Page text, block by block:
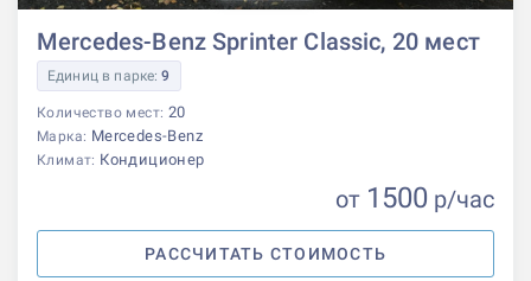
Mercedes-Benz Sprinter Classic, 20 мест
Единиц в парке:9
Количество мест: 20
Марка: Mercedes-Benz
Климат: Кондиционер
от 1500 р/час
РАССЧИТАТЬ СТОИМОСТЬ